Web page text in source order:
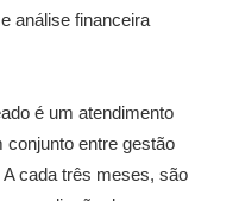
análise financeira
é um atendimento
conjunto entre gestão
cada três meses, são